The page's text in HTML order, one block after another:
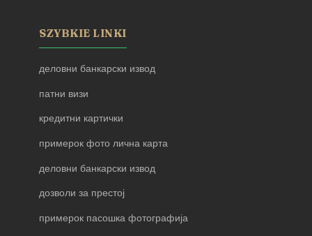
SZYBKIE LINKI
деловни банкарски извод
патни визи
кредитни картички
примерок фото лична карта
деловни банкарски извод
дозволи за престој
примерок пасошка фотографија